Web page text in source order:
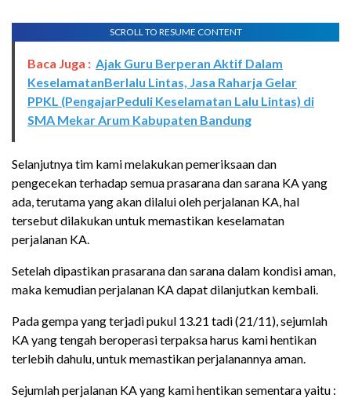
SCROLL TO RESUME CONTENT
Baca Juga : Ajak Guru Berperan Aktif Dalam
KeselamatanBerlalu Lintas, Jasa Raharja Gelar
PPKL (PengajarPeduli Keselamatan Lalu Lintas) di
SMA Mekar Arum Kabupaten Bandung
Selanjutnya tim kami melakukan pemeriksaan dan
pengecekan terhadap semua prasarana dan sarana KA yang
ada, terutama yang akan dilalui oleh perjalanan KA, hal
tersebut dilakukan untuk memastikan keselamatan
perjalanan KA.
Setelah dipastikan prasarana dan sarana dalam kondisi aman,
maka kemudian perjalanan KA dapat dilanjutkan kembali.
Pada gempa yang terjadi pukul 13.21 tadi (21/11), sejumlah
KA yang tengah beroperasi terpaksa harus kami hentikan
terlebih dahulu, untuk memastikan perjalanannya aman.
Sejumlah perjalanan KA yang kami hentikan sementara yaitu :